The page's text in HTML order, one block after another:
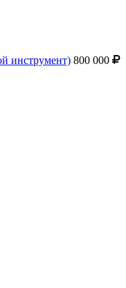
инструмент) 800 000